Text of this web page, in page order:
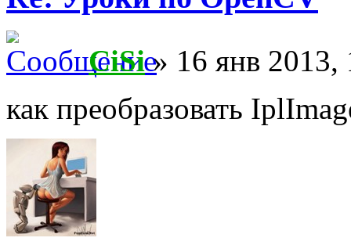
CiSi» 16 янв 2013,
как преобразовать